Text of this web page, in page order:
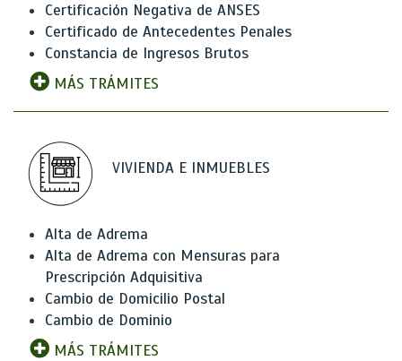
Certificación Negativa de ANSES
Certificado de Antecedentes Penales
Constancia de Ingresos Brutos
MÁS TRÁMITES
VIVIENDA E INMUEBLES
Alta de Adrema
Alta de Adrema con Mensuras para
Prescripción Adquisitiva
Cambio de Domicilio Postal
Cambio de Dominio
MÁS TRÁMITES